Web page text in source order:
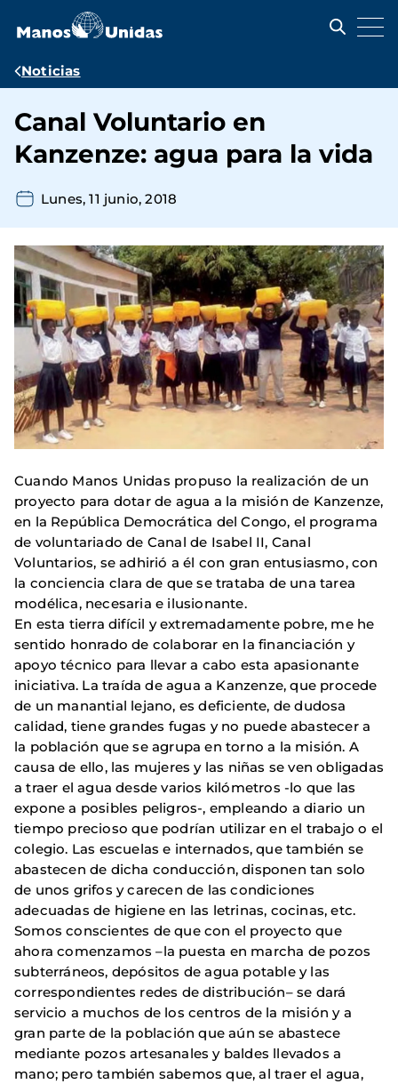
contenido
Ruta
navegación
Noticias
Canal Voluntario en
Kanzenze: agua para la vida
Lunes, 11 junio, 2018
Cuando Manos Unidas propuso la realización de un
proyecto para dotar de agua a la misión de Kanzenze,
en la República Democrática del Congo, el programa
de voluntariado de Canal de Isabel II, Canal
Voluntarios, se adhirió a él con gran entusiasmo, con
la conciencia clara de que se trataba de una tarea
modélica, necesaria e ilusionante.
En esta tierra difícil y extremadamente pobre, me he
sentido honrado de colaborar en la financiación y
apoyo técnico para llevar a cabo esta apasionante
iniciativa. La traída de agua a Kanzenze, que procede
de un manantial lejano, es deficiente, de dudosa
calidad, tiene grandes fugas y no puede abastecer a
la población que se agrupa en torno a la misión. A
causa de ello, las mujeres y las niñas se ven obligadas
a traer el agua desde varios kilómetros -lo que las
expone a posibles peligros-, empleando a diario un
tiempo precioso que podrían utilizar en el trabajo o el
colegio. Las escuelas e internados, que también se
abastecen de dicha conducción, disponen tan solo
de unos grifos y carecen de las condiciones
adecuadas de higiene en las letrinas, cocinas, etc.
Somos conscientes de que con el proyecto que
ahora comenzamos –la puesta en marcha de pozos
subterráneos, depósitos de agua potable y las
correspondientes redes de distribución– se dará
servicio a muchos de los centros de la misión y a
gran parte de la población que aún se abastece
mediante pozos artesanales y baldes llevados a
mano; pero también sabemos que, al traer el agua,